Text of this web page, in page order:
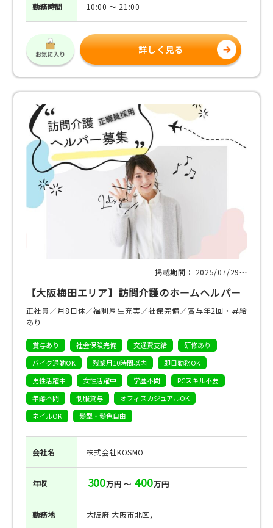
勤務時間 10:00 ～ 21:00
詳しく見る
掲載期間： 2025/07/29〜
【大阪梅田エリア】訪問介護のホームヘルパー
正社員／月8日休／福利厚生充実／社保完備／賞与年2回・昇給
あり
賞与あり 社会保険完備 交通費支給
研修あり
バイク通勤OK
残業月10時間以内
即日勤務OK
男性活躍中
女性活躍中 学歴不問
PCスキル不要
年齢不問
制服貸与
オフィスカジュアルOK
ネイルOK
髪型・髪色自由
会社名 株式会社KOSMO
年収 300万円 ～ 400万円
勤務地 大阪府 大阪市北区,